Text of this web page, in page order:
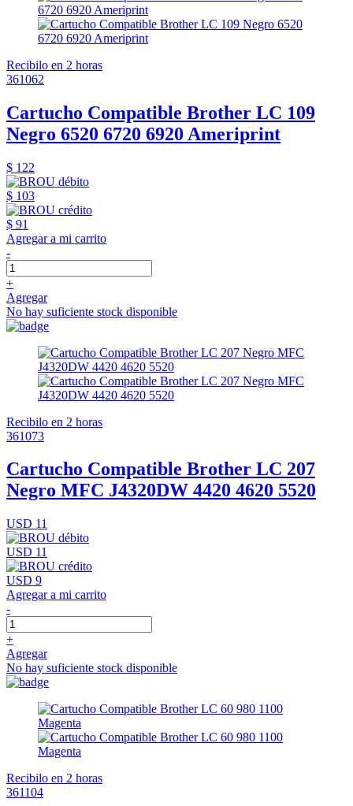
Recibilo en 2 horas
361062
Cartucho Compatible Brother LC 109
Negro 6520 6720 6920 Ameriprint
$ 122
$ 103
$ 91
Agregar a mi carrito
-
+
Agregar
No hay suficiente stock disponible
Recibilo en 2 horas
361073
Cartucho Compatible Brother LC 207
Negro MFC J4320DW 4420 4620 5520
USD 11
USD 11
USD 9
Agregar a mi carrito
-
+
Agregar
No hay suficiente stock disponible
Recibilo en 2 horas
361104